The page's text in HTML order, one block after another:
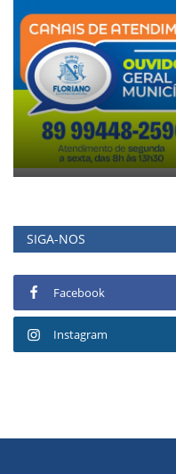
SIGA-NOS
Facebook
Instagram